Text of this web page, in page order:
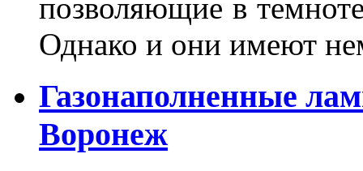
позволяющие в
Однако и они имеют
Газонаполненные
Воронеж